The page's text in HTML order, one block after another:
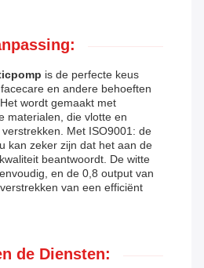
is de perfecte keus
en andere behoeften
wordt gemaakt met
materialen, die vlotte en
Met ISO9001: de
kan zeker zijn dat het aan de
beantwoordt. De witte
en de 0,8 output van
van een efficiënt
de Diensten: